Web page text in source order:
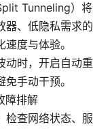
Tunneling）
器、低隐私需求
度与体验。
动时，开启自动
手动干预。
障排解
检查网络状态、服